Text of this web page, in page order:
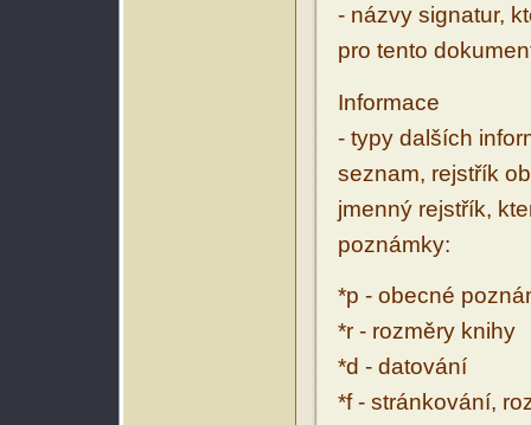
- názvy signatur,
pro tento
Informace
- typy dalších
seznam, rejstřík
jmenný rejstřík,
poznámky:
*p - obecné
*r - rozměry knihy
*d - datování
*f - stránkování,